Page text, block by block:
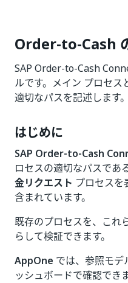
Order-to-Cash
SAP Order-to-Cash
ルです。メイン プロセ
適切なパスを記述します。
はじめに
SAP Order-to-Cash
ロセスの適切なパスであ
金リクエスト プロセス
含まれています。
既存のプロセスを、これ
らして検証できます。
AppOne では、参照モデ
ッシュボードで確認できま